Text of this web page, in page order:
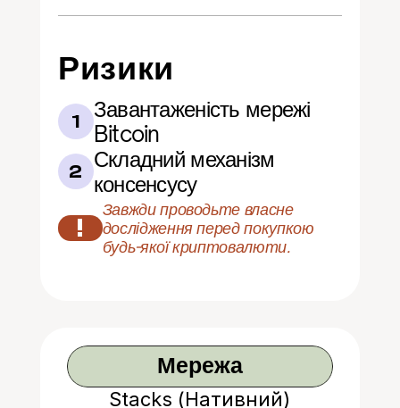
Ризики
1
Завантаженість мережі
Bitcoin
2 Складний механізм
консенсусу
!
Завжди проводьте власне
дослідження перед покупкою
будь-якої криптовалюти.
Мережа
Stacks (Нативний)